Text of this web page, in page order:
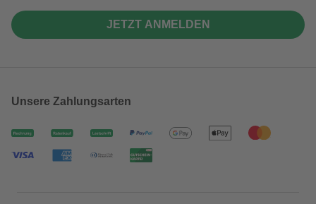
JETZT ANMELDEN
Unsere Zahlungsarten